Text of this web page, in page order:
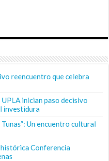
reencuentro que celebra
inician paso decisivo
investidura
Un encuentro cultural
Conferencia